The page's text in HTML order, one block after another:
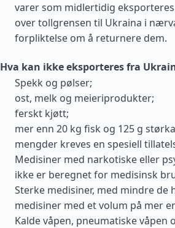
varer som midlertidig
over tollgrensen til Ukraina i
forpliktelse om å returnere dem.
Hva kan ikke eksporteres fra
Spekk og pølser;
ost, melk og meieriprodukter;
ferskt kjøtt;
mer enn 20 kg fisk og 125 g
mengder kreves en spesiell
Medisiner med narkotiske eller
ikke er beregnet for medisinsk
Sterke medisiner, med mindre de
medisiner med et volum på mer
Kalde våpen, pneumatiske våpen